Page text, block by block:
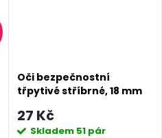
Oči bezpečnostní
třpytivé stříbrné, 18 mm
27 Kč
Skladem 51 pár
Prodejna Blog a návody